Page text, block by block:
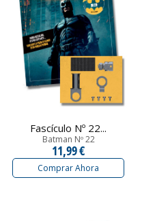
Fascículo Nº 22...
Batman Nº 22
11,99 €
Comprar Ahora